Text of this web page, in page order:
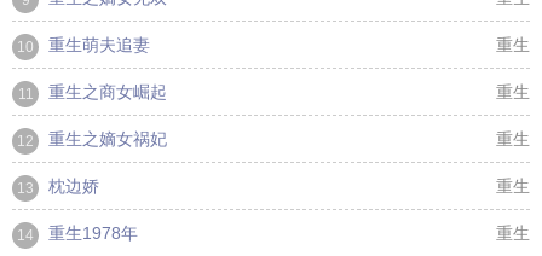
10 重生萌夫追妻 重生
11 重生之商女崛起 重生
12 重生之嫡女祸妃 重生
13 枕边娇 重生
14 重生1978年 重生